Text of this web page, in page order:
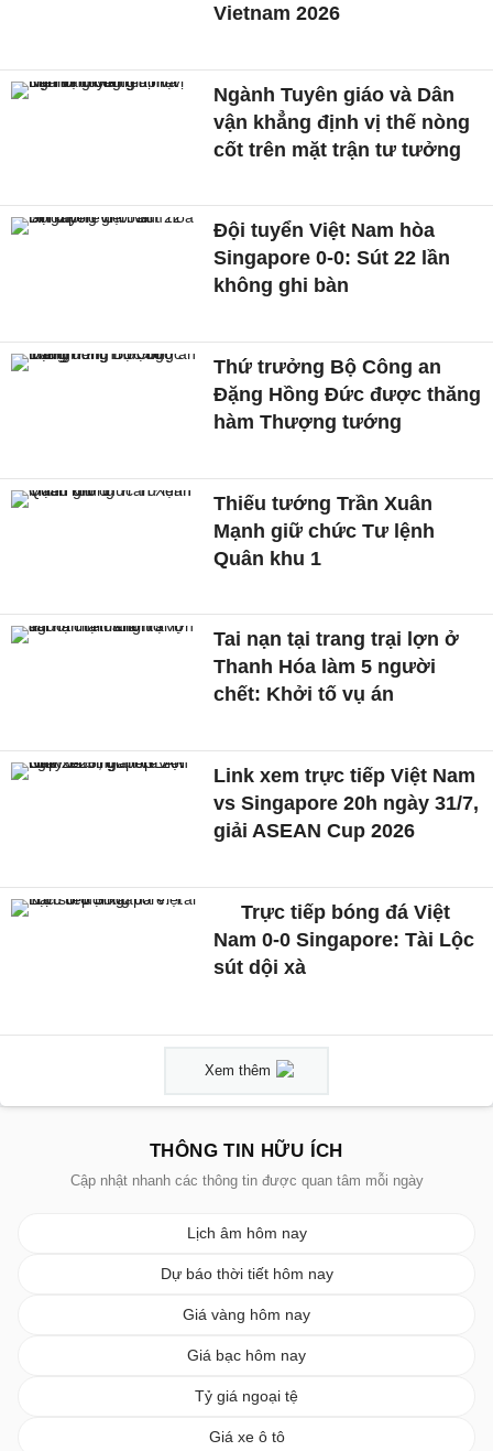
Vietnam 2026
Ngành Tuyên giáo và Dân
vận khẳng định vị thế nòng
cốt trên mặt trận tư tưởng
Đội tuyển Việt Nam hòa
Singapore 0-0: Sút 22 lần
không ghi bàn
Thứ trưởng Bộ Công an
Đặng Hồng Đức được thăng
hàm Thượng tướng
Thiếu tướng Trần Xuân
Mạnh giữ chức Tư lệnh
Quân khu 1
Tai nạn tại trang trại lợn ở
Thanh Hóa làm 5 người
chết: Khởi tố vụ án
Link xem trực tiếp Việt Nam
vs Singapore 20h ngày 31/7,
giải ASEAN Cup 2026
Trực tiếp bóng đá Việt
Nam 0-0 Singapore: Tài Lộc
sút dội xà
Xem thêm
THÔNG TIN HỮU ÍCH
Cập nhật nhanh các thông tin được quan tâm mỗi ngày
Lịch âm hôm nay
Dự báo thời tiết hôm nay
Giá vàng hôm nay
Giá bạc hôm nay
Tỷ giá ngoại tệ
Giá xe ô tô